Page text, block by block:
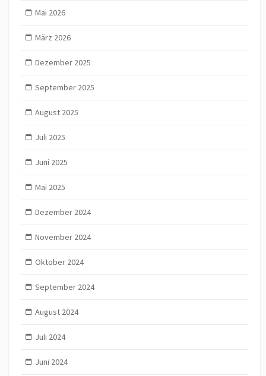
Mai 2026
März 2026
Dezember 2025
September 2025
August 2025
Juli 2025
Juni 2025
Mai 2025
Dezember 2024
November 2024
Oktober 2024
September 2024
August 2024
Juli 2024
Juni 2024